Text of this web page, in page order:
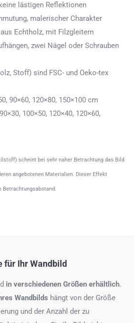
lästigen Reflektionen
malerischer Charakter
Echtholz, mit Filzgleitern
zwei Nägel oder Schrauben
Stoff) sind FSC- und Oeko-tex
90×60, 120×80, 150×100 cm
100×50, 120×40, 120×60,
scheint bei sehr naher Betrachtung das Bild
angebotenen Materialien. Dieser Effekt
Betrachtungsabstand.
für Ihr Wandbild
in verschiedenen Größen erhältlich.
Ihres Wandbilds hängt von der Größe
und der Anzahl der zu